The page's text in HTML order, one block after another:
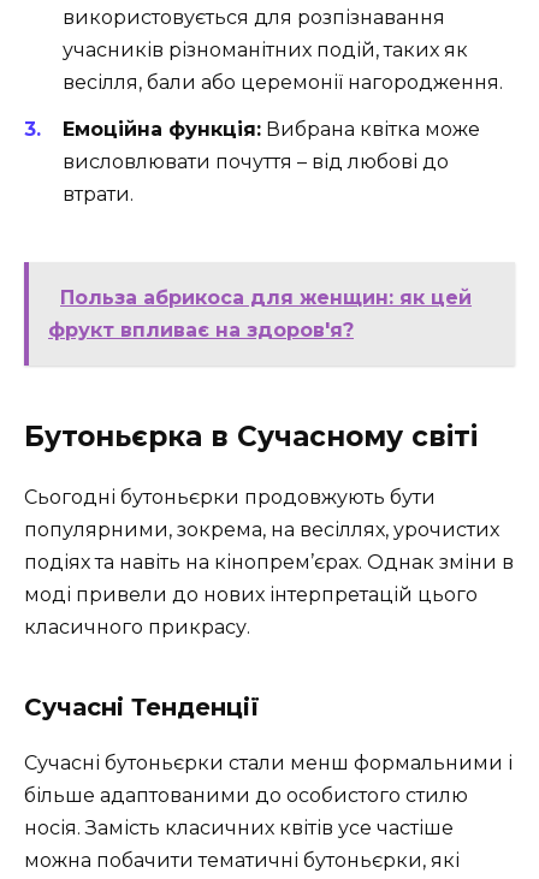
використовується для розпізнавання
учасників різноманітних подій, таких як
весілля, бали або церемонії нагородження.
Емоційна функція: Вибрана квітка може
висловлювати почуття – від любові до
втрати.
Польза абрикоса для женщин: як цей
фрукт впливає на здоров'я?
Бутоньєрка в Сучасному світі
Сьогодні бутоньєрки продовжують бути
популярними, зокрема, на весіллях, урочистих
подіях та навіть на кінопрем’єрах. Однак зміни в
моді привели до нових інтерпретацій цього
класичного прикрасу.
Сучасні Тенденції
Сучасні бутоньєрки стали менш формальними і
більше адаптованими до особистого стилю
носія. Замість класичних квітів усе частіше
можна побачити тематичні бутоньєрки, які